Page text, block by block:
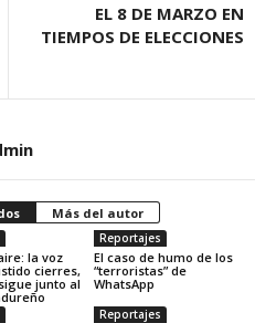
EL 8 DE MARZO EN
TIEMPOS DE ELECCIONES
Más del autor
la voz
cierres,
junto al
Reportajes
El caso de humo de los
“terroristas” de
WhatsApp
Reportajes